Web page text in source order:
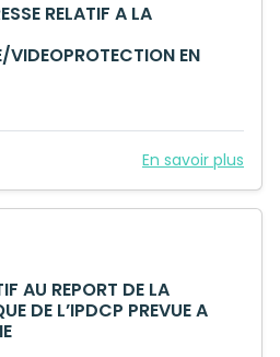
RELATIF A LA
VIDEOPROTECTION EN
En savoir plus
AU REPORT DE LA
DE L’IPDCP PREVUE A